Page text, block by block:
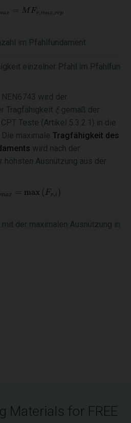
im Pfahlfundament
einzelner Pfahl im
wird der
Tragfähigkeit ξ gemäß der
Teste (Artikel 5.3.2.1) in die
maximale Tragfähigkeit des
wird nach der
Ausnützung aus der
der maximalen Ausnützung in
Materials for FREE